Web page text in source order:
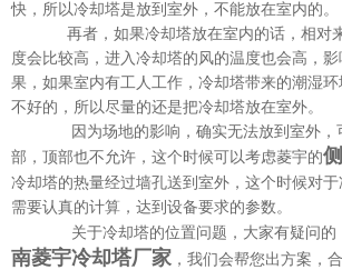
快，所以冷却塔是放到室外，不能放在室内的。
再者，如果冷却塔放在室内的话，相对
度会比较高，进入冷却塔的风的温度也会高，
果，如果室内有工人工作，冷却塔带来的潮湿
不好的，所以尽量的还是把冷却塔放在室外。
因为场地的影响，确实无法放到室外，
部，顶部也不允许，这个时候可以考虑菱宇的
冷却塔的热量经过墙孔送到室外，这个时候对于
需要认真的计算，达到设备要求的参数。
关于冷却塔的位置问题，大家有疑问的
南菱宇冷却塔厂家 ，我们会帮您出方案，